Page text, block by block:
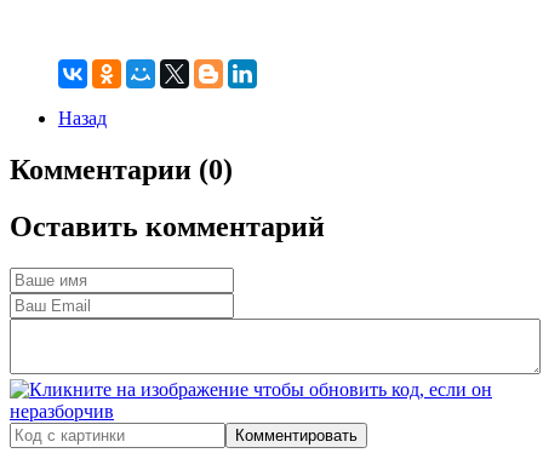
Назад
Комментарии (0)
Оставить комментарий
Комментировать